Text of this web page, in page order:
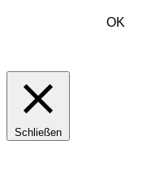
OK
Schließen